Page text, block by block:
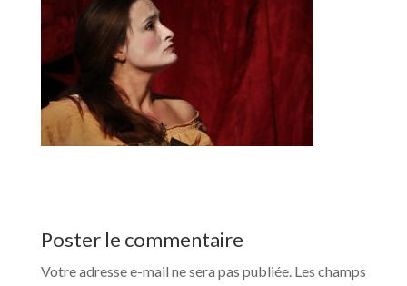
Poster le commentaire
Votre adresse e-mail ne sera pas publiée. Les champs